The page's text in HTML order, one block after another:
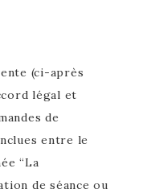
(ci-après
légal et
de
entre le
“La
de séance ou